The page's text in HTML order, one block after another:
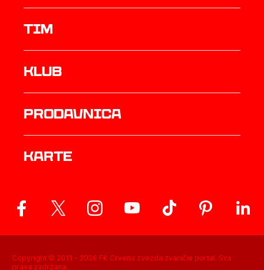
TIM
Klub
prodavnica
Karte
Copyright © 2011 - 2026 FK Crvena zvezda zvanični portal. Sva
prava zadržana.